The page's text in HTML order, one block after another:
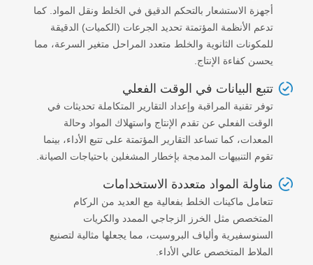
أجهزة الاستشعار بالتحكم الدقيق في الخلط ونقل المواد. كما
تدعم الأنظمة المؤتمتة تحديد الجرعات (الكميات) الدقيقة
للمكونات الثانوية والخلط متعدد المراحل متغير السرعة، مما
يحسن كفاءة الإنتاج.
تتبع البيانات في الوقت الفعلي
توفر تقنية المراقبة وإعداد التقارير المتكاملة تحديثات في
الوقت الفعلي عن تقدم الإنتاج واستهلاك المواد وحالة
المعدات، كما تساعد التقارير المؤتمتة على تتبع الأداء، بينما
تقوم التنبيهات المدمجة بإخطار المشغلين باحتياجات الصيانة.
مناولة المواد متعددة الاستخدامات
تتعامل ماكينات الخلط بفعالية مع العديد من الركام
المتخصص مثل الخرز الزجاجي الممدد والكريات
السنوسفيرية وألياف البروسيت، مما يجعلها مثالية لتصنيع
الملاط المتخصص عالي الأداء.